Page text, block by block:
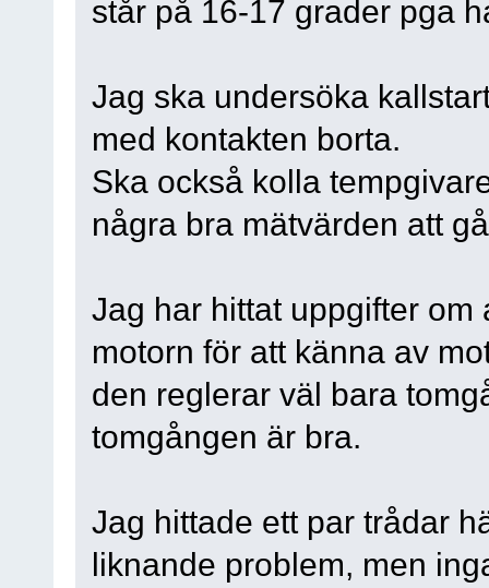
står på 16-17 grader pga
Jag ska undersöka
med kontakten borta.
Ska också kolla
några bra mätvärden att
Jag har hittat uppgifter
motorn för att känna av
den reglerar väl bara
tomgången är bra.
Jag hittade ett par trådar
liknande problem, men